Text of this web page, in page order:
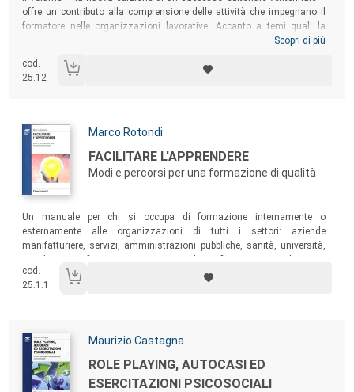
offre un contributo alla comprensione delle attività che impegnano il
formatore nelle organizzazioni lavorative. Accanto a temi quali la
preparazione di una lezione, la creazione e la presentazione di slide, la
gestire l’ansia e il tempo; l’atteggiamento da tenere mentre si insegna;
come gestire situazioni di conflitto, ecc.
Scopri di più
cod.
25.12
Autori:
Marco Rotondi
Titolo:
FACILITARE L'APPRENDERE
Modi e percorsi per una formazione di qualità
Un manuale per chi si occupa di formazione internamente o
esternamente alle organizzazioni di tutti i settori: aziende
manifatturiere, servizi, amministrazioni pubbliche, sanità, università,
sociali.
cod.
25.1.1
Autori:
Maurizio Castagna
Titolo:
ROLE PLAYING, AUTOCASI ED
ESERCITAZIONI PSICOSOCIALI